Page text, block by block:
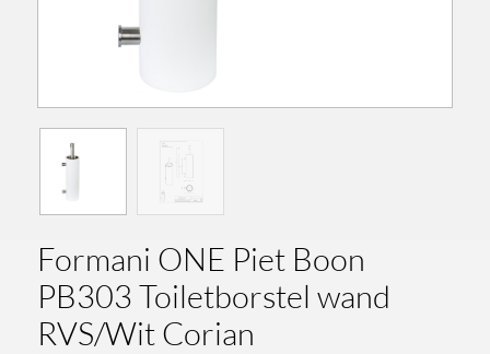
Formani ONE Piet Boon
PB303 Toiletborstel wand
RVS/Wit Corian